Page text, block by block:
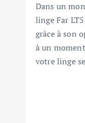
Dans un
linge Far
grâce à son
à un
votre linge